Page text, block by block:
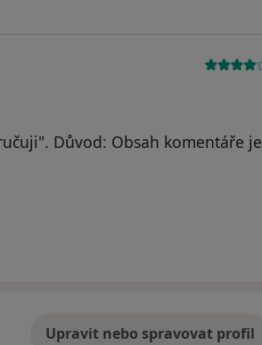
Důvod: Obsah komentáře je
Upravit nebo spravovat profil